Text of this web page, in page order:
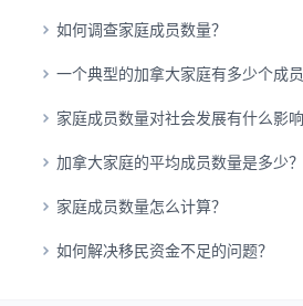
如何调查家庭成员数量？
一个典型的加拿大家庭有多少个成员
家庭成员数量对社会发展有什么影响
加拿大家庭的平均成员数量是多少？
家庭成员数量怎么计算？
如何解决移民资金不足的问题？